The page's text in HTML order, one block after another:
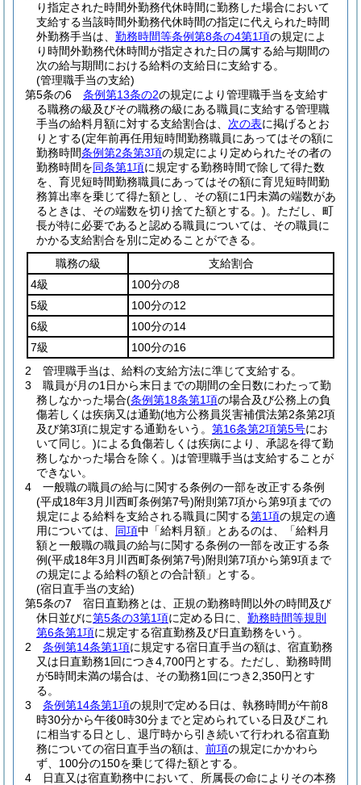
り指定された時間外勤務代休時間に勤務した場合において
支給する当該時間外勤務代休時間の指定に代えられた時間
外勤務手当は、 勤務時間等条例第8条の4第1項の規定によ
り時間外勤務代休時間が指定された日の属する給与期間の
次の給与期間における給料の支給日に支給する。
(管理職手当の支給)
第5条の6
条例第13条の2の規定により管理職手当を支給す
る職務の級及びその職務の級にある職員に支給する管理職
手当の給料月額に対する支給割合は、 次の表に掲げるとお
りとする(定年前再任用短時間勤務職員にあってはその額に
勤務時間条例第2条第3項の規定により定められたその者の
勤務時間を同条第1項に規定する勤務時間で除して得た数
を、育児短時間勤務職員にあってはその額に育児短時間勤
務算出率を乗じて得た額とし、その額に1円未満の端数があ
るときは、その端数を切り捨てた額とする。)。 ただし、町
長が特に必要であると認める職員については、その職員に
かかる支給割合を別に定めることができる。
職務の級
支給割合
4級
100分の8
5級
100分の12
6級
100分の14
7級
100分の16
2
管理職手当は、給料の支給方法に準じて支給する。
3
職員が月の1日から末日までの期間の全日数にわたって勤
務しなかった場合(条例第18条第1項の場合及び公務上の負
傷若しくは疾病又は通勤(地方公務員災害補償法第2条第2項
及び第3項に規定する通勤をいう。 第16条第2項第5号にお
いて同じ。)による負傷若しくは疾病により、承認を得て勤
務しなかった場合を除く。)は管理職手当は支給することが
できない。
4
一般職の職員の給与に関する条例の一部を改正する条例
(平成18年3月川西町条例第7号)附則第7項から第9項までの
規定による給料を支給される職員に関する第1項の規定の適
用については、 同項中「給料月額」とあるのは、「給料月
額と一般職の職員の給与に関する条例の一部を改正する条
例(平成18年3月川西町条例第7号)附則第7項から第9項まで
の規定による給料の額との合計額」とする。
(宿日直手当の支給)
第5条の7
宿日直勤務とは、正規の勤務時間以外の時間及び
休日並びに第5条の3第1項に定める日に、 勤務時間等規則
第6条第1項に規定する宿直勤務及び日直勤務をいう。
2
条例第14条第1項に規定する宿日直手当の額は、宿直勤務
又は日直勤務1回につき4,700円とする。 ただし、勤務時間
が5時間未満の場合は、その勤務1回につき2,350円とす
る。
3
条例第14条第1項の規則で定める日は、執務時間が午前8
時30分から午後0時30分までと定められている日及びこれ
に相当する日とし、退庁時から引き続いて行われる宿直勤
務についての宿日直手当の額は、 前項の規定にかかわら
ず、100分の150を乗じて得た額とする。
4
日直又は宿直勤務中において、所属長の命によりその本務